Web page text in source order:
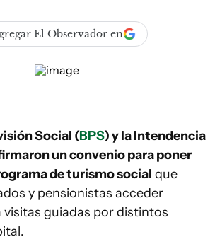
El Observador en
Social (BPS) y la Intendencia
un convenio para poner
de turismo social que
y pensionistas acceder
guiadas por distintos